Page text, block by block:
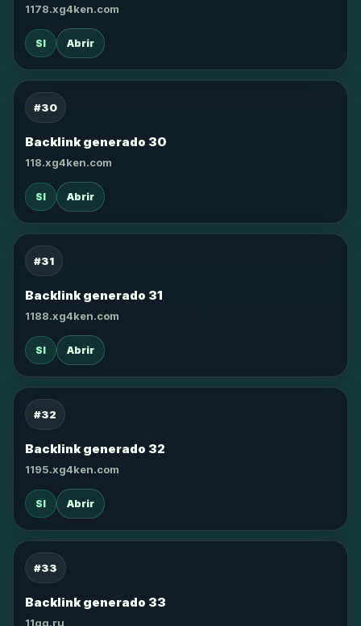
1178.xg4ken.com
SI Abrir
#30
Backlink generado 30
118.xg4ken.com
SI Abrir
#31
Backlink generado 31
1188.xg4ken.com
SI Abrir
#32
Backlink generado 32
1195.xg4ken.com
SI Abrir
#33
Backlink generado 33
11qq.ru